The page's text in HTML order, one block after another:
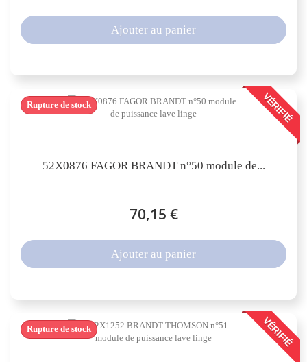
Ajouter au panier
VÉRIFIÉ
52X0876 FAGOR BRANDT n°50 module de...
70,15 €
Rupture de stock
Ajouter au panier
VÉRIFIÉ
Rupture de stock